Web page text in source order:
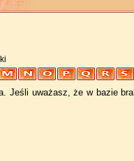
Jeśli uważasz, że w bazie